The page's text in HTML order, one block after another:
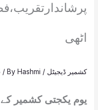
اٹھی
کشمیر ڈیجیٹل /
/ ByHashmi
یوم یکجتی کشمیر کے